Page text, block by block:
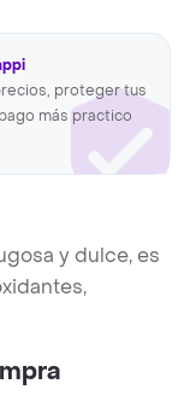
proteger tus
más practico
y dulce, es